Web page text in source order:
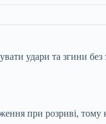
удари та згини
при розриві, тому